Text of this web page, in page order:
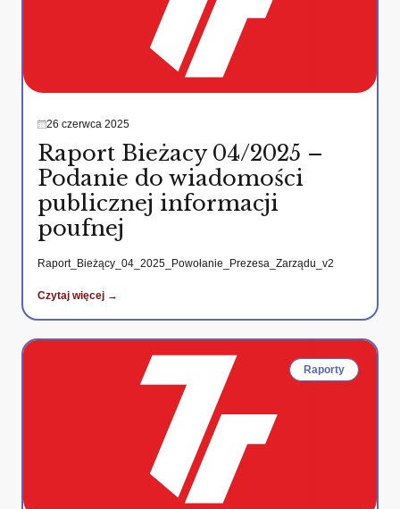
26 czerwca 2025
Raport Bieżacy 04/2025 –
Podanie do wiadomości
publicznej informacji
poufnej
Raport_Bieżący_04_2025_Powołanie_Prezesa_Zarządu_v2
Czytaj więcej →
Raporty